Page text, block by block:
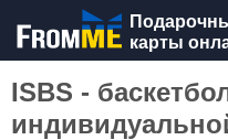
карты
ISBS -